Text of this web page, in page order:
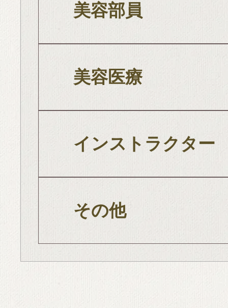
美容部員
美容医療
インストラクター
その他